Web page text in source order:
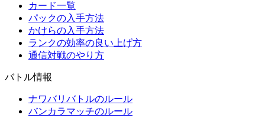
カード一覧
パックの入手方法
かけらの入手方法
ランクの効率の良い上げ方
通信対戦のやり方
バトル情報
ナワバリバトルのルール
バンカラマッチのルール